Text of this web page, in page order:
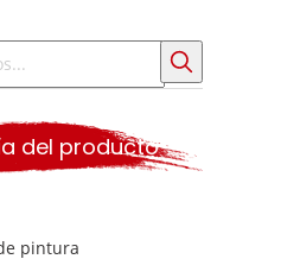
del producto
pintura